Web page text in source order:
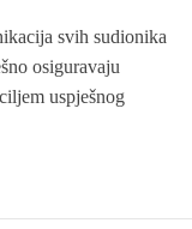
svih sudionika
osiguravaju
uspješnog